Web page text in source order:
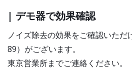
| デモ器で効果確認
ノイズ除去の効果をご確認いただ
89）がございます。
東京営業所までご連絡ください。